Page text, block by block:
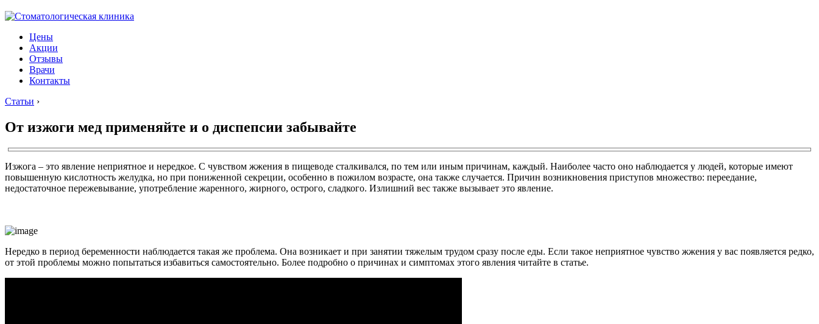
Цены
Акции
Отзывы
Врачи
Контакты
Статьи ›
От изжоги мед применяйте и о диспепсии забывайте
Изжога – это явление неприятное и нередкое. С чувством жжения в пищеводе сталкивался, по тем или иным причинам, каждый. Наиболее часто оно наблюдается у людей, которые имеют
повышенную кислотность желудка, но при пониженной секреции, особенно в пожилом возрасте, она также случается. Причин возникновения приступов множество: переедание,
недостаточное пережевывание, употребление жаренного, жирного, острого, сладкого. Излишний вес также вызывает это явление.
Нередко в период беременности наблюдается такая же проблема. Она возникает и при занятии тяжелым трудом сразу после еды. Если такое неприятное чувство жжения у вас появляется редко,
от этой проблемы можно попытаться избавиться самостоятельно. Более подробно о причинах и симптомах этого явления читайте в статье.